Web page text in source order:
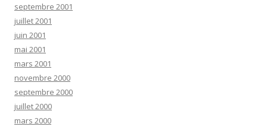
septembre 2001
juillet 2001
juin 2001
mai 2001
mars 2001
novembre 2000
septembre 2000
juillet 2000
mars 2000